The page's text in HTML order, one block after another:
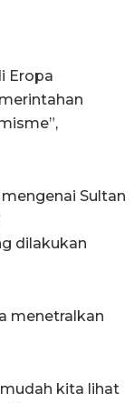
Eropa
Sultan
dilakukan
menetralkan
kita lihat